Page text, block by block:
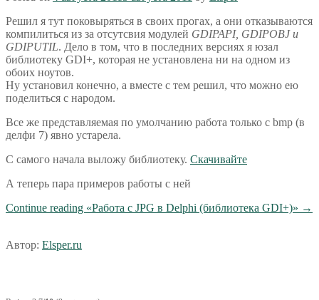
Решил я тут поковыряться в своих прогах, а они отказываются
компилиться из за отсутсвия модулей GDIPAPI, GDIPOBJ и
GDIPUTIL. Дело в том, что в последних версиях я юзал
библиотеку GDI+, которая не установлена ни на одном из
обоих ноутов.
Ну установил конечно, а вместе с тем решил, что можно ею
поделиться с народом.
Все же представляемая по умолчанию работа только с bmp (в
делфи 7) явно устарела.
С самого начала выложу библиотеку. Скачивайте
А теперь пара примеров работы с ней
Continue reading «Работа с JPG в Delphi (библиотека GDI+)» →
Автор: Elsper.ru